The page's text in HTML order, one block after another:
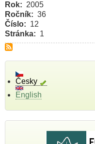
Rok
2005
Ročník
36
Číslo
12
Stránka
1
Česky
English